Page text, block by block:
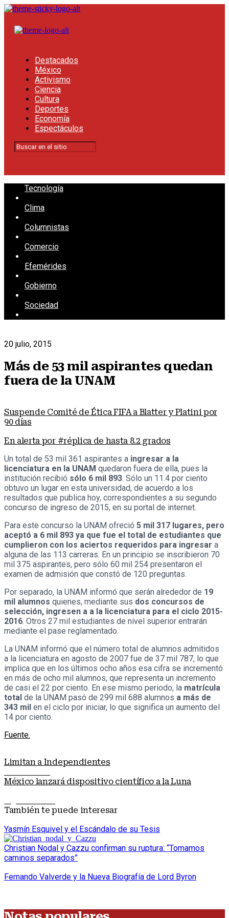
Destacados
México
Activismo
Ciencia
Cultura
Deportes
Economía
Espectáculos
Tecnología
Clima
Columnistas
Comercio
Efemérides
Gobierno
Sociedad
20 julio, 2015
Más de 53 mil aspirantes quedan
fuera de la UNAM
Suspende Comité de Ética FIFA a Blatter y Platini por
90 días
En alerta por #réplica de hasta 8.2 grados
Un total de 53 mil 361 aspirantes a ingresar a la
licenciatura en la UNAM quedaron fuera de ella, pues la
institución recibió sólo 6 mil 893. Sólo un 11.4 por ciento
obtuvo un lugar en esta universidad, de acuerdo a los
resultados que publica hoy, correspondientes a su segundo
concurso de ingreso de 2015, en su portal de internet.
Para este concurso la UNAM ofreció 5 mil 317 lugares, pero
aceptó a 6 mil 893 ya que fue el total de estudiantes que
cumplieron con los aciertos requeridos para ingresar a
alguna de las 113 carreras. En un principio se inscribieron 70
mil 375 aspirantes, pero sólo 60 mil 254 presentaron el
examen de admisión que constó de 120 preguntas.
Por separado, la UNAM informó que serán alrededor de 19
mil alumnos quienes, mediante sus dos concursos de
selección, ingresen a a la licenciatura para el ciclo 2015-
2016. Otros 27 mil estudiantes de nivel superior entrarán
mediante el pase reglamentado.
La UNAM informó que el número total de alumnos admitidos
a la licenciatura en agosto de 2007 fue de 37 mil 787, lo que
implica que en los últimos ocho años esa cifra se incrementó
en más de ocho mil alumnos, que representa un incremento
de casi el 22 por ciento. En ese mismo periodo, la matrícula
total de la UNAM pasó de 299 mil 688 alumnos a más de
343 mil en el ciclo por iniciar, lo que significa un aumento del
14 por ciento.
Fuente.
Limitan a Independientes
México lanzará dispositivo científico a la Luna
También te puede interesar
Yasmín Esquivel y el Escándalo de su Tesis
Christian Nodal y Cazzu confirman su ruptura: “Tomamos
caminos separados”
Fernando Valverde y la Nueva Biografía de Lord Byron